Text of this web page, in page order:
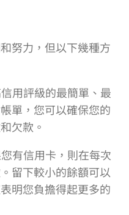
努力，但以下幾種方
用評級的最簡單、最
單，您可以確保您的
欠款。
有信用卡，則在每次
留下較小的餘額可以
明您負擔得起更多的